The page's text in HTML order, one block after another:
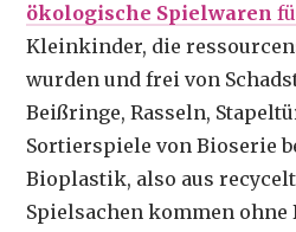
ökologische Spielwaren
Kleinkinder, die
wurden und frei von
Beißringe, Rasseln,
Sortierspiele von Bioserie
Bioplastik, also aus
Spielsachen kommen ohne